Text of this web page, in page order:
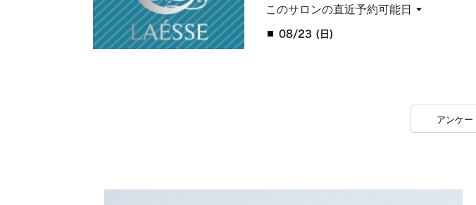
このサロンの直近予約可能日
08/23 (日)
アンケ